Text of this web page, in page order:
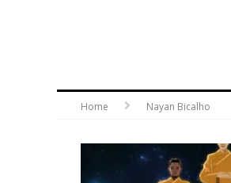
Home Nayan Bicalho